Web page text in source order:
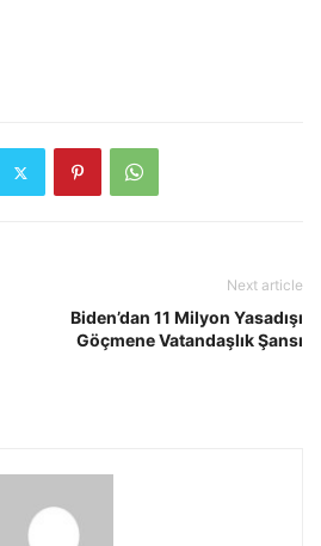
Next article
Biden’dan 11 Milyon Yasadışı
Göçmene Vatandaşlık Şansı